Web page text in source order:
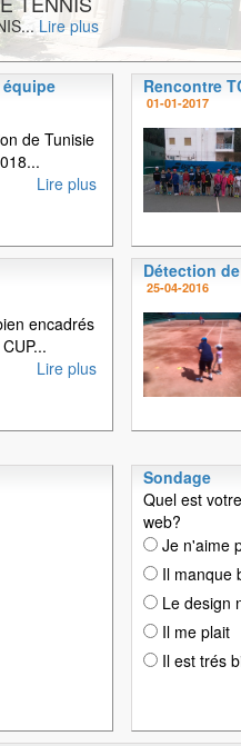
Lire plus
équipe
de Tunisie
Lire plus
Rencontre
01-01-2017
encadrés
Lire plus
Détection
25-04-2016
Sondage
Quel est
web?
Je n'aime
Il manque
Le design
Il me plait
Il est trés